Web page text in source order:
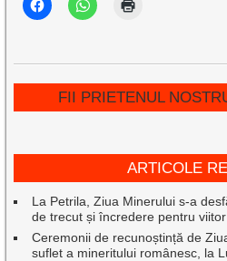
FII PRIETENUL
ARTICOLE
La Petrila, Ziua Minerului s-a
de trecut și încredere pentru viitor
Ceremonii de recunoștință de
suflet a mineritului românesc, la